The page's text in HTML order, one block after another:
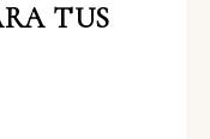
TUS